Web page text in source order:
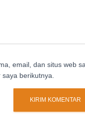
email, dan situs web
berikutnya.